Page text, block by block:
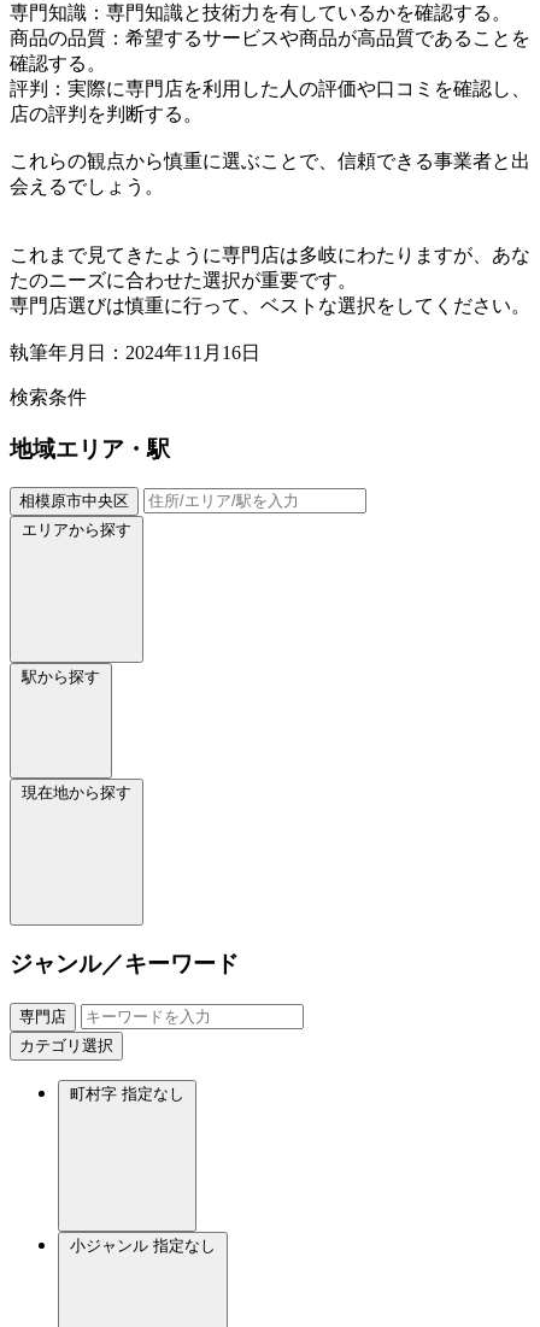
専門知識：専門知識と技術力を有しているかを確認する。
商品の品質：希望するサービスや商品が高品質であることを
確認する。
評判：実際に専門店を利用した人の評価や口コミを確認し、
店の評判を判断する。
これらの観点から慎重に選ぶことで、信頼できる事業者と出
会えるでしょう。
これまで見てきたように専門店は多岐にわたりますが、あな
たのニーズに合わせた選択が重要です。
専門店選びは慎重に行って、ベストな選択をしてください。
執筆年月日：2024年11月16日
検索条件
地域エリア・駅
相模原市中央区
エリアから探す
駅から探す
現在地から探す
ジャンル／キーワード
専門店
カテゴリ選択
町村字 指定なし
小ジャンル 指定なし